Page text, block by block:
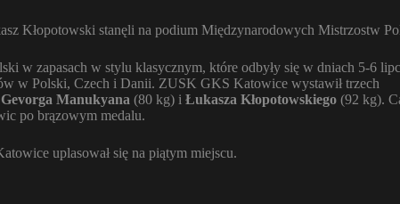
Kłopotowski stanęli na podium Międzynarodowych Mistrzostw
w zapasach w stylu klasycznym, które odbyły się w dniach 5-6
w Polski, Czech i Danii. ZUSK GKS Katowice wystawił trzech
Gevorga Manukyana (80 kg) i Łukasza Kłopotowskiego (92 kg).
po brązowym medalu.
uplasował się na piątym miejscu.